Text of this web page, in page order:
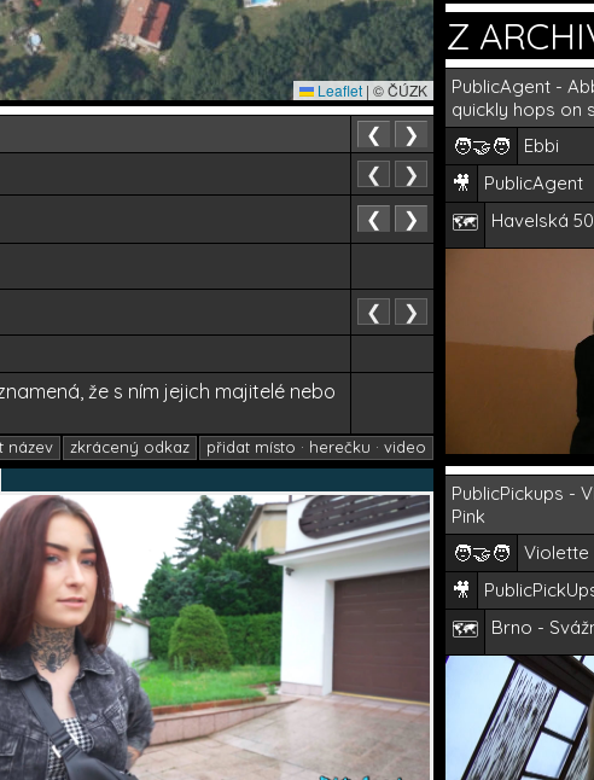
71
Leaflet | © ČÚZK
❮
❯
❮
❯
❮
❯
❮
❯
že s ním jejich majitelé nebo
název zkrácený odkaz přidat místo · herečku · video
Z
PublicAgent -
quickly hops on
🧑‍🤝‍🧑 Ebbi
🎥 PublicAgent
🗺️ Havelská
PublicPickups -
Pink
🧑‍🤝‍🧑 Violette
🎥
🗺️ Brno -